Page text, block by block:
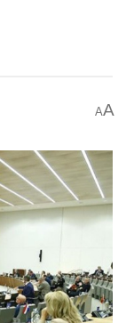
AA